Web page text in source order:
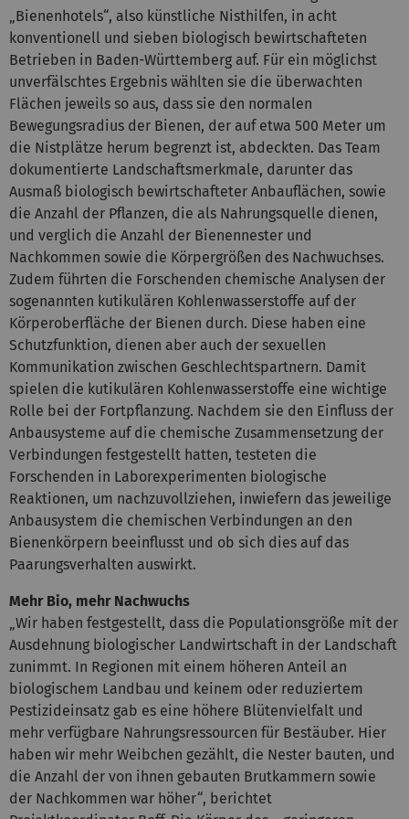
„Bienenhotels“, also künstliche Nisthilfen, in acht
konventionell und sieben biologisch bewirtschafteten
Betrieben in Baden-Württemberg auf. Für ein möglichst
unverfälschtes Ergebnis wählten sie die überwachten
Flächen jeweils so aus, dass sie den normalen
Bewegungsradius der Bienen, der auf etwa 500 Meter um
die Nistplätze herum begrenzt ist, abdeckten. Das Team
dokumentierte Landschaftsmerkmale, darunter das
Ausmaß biologisch bewirtschafteter Anbauflächen, sowie
die Anzahl der Pflanzen, die als Nahrungsquelle dienen,
und verglich die Anzahl der Bienennester und
Nachkommen sowie die Körpergrößen des Nachwuchses.
Zudem führten die Forschenden chemische Analysen der
sogenannten kutikulären Kohlenwasserstoffe auf der
Körperoberfläche der Bienen durch. Diese haben eine
Schutzfunktion, dienen aber auch der sexuellen
Kommunikation zwischen Geschlechtspartnern. Damit
spielen die kutikulären Kohlenwasserstoffe eine wichtige
Rolle bei der Fortpflanzung. Nachdem sie den Einfluss der
Anbausysteme auf die chemische Zusammensetzung der
Verbindungen festgestellt hatten, testeten die
Forschenden in Laborexperimenten biologische
Reaktionen, um nachzuvollziehen, inwiefern das jeweilige
Anbausystem die chemischen Verbindungen an den
Bienenkörpern beeinflusst und ob sich dies auf das
Paarungsverhalten auswirkt.
Mehr Bio, mehr Nachwuchs
„Wir haben festgestellt, dass die Populationsgröße mit der
Ausdehnung biologischer Landwirtschaft in der Landschaft
zunimmt. In Regionen mit einem höheren Anteil an
biologischem Landbau und keinem oder reduziertem
Pestizideinsatz gab es eine höhere Blütenvielfalt und
mehr verfügbare Nahrungsressourcen für Bestäuber. Hier
haben wir mehr Weibchen gezählt, die Nester bauten, und
die Anzahl der von ihnen gebauten Brutkammern sowie
der Nachkommen war höher“, berichtet